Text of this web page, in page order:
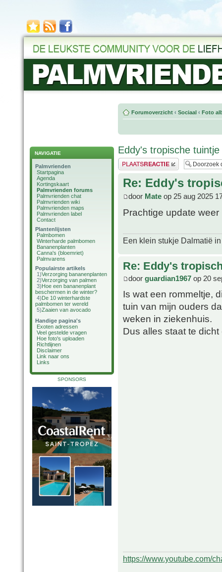
NAVIGATIE
Palmvrienden
Startpagina
Agenda
Kortingskaart
Palmvrienden forums
Palmvrienden chat
Palmvrienden wiki
Palmvrienden maps
Palmvrienden label
Contact
Plantenlijsten
Palmbomen
Winterharde palmbomen
Bananenplanten
Canna's (bloemriet)
Palmvarens
Populairste artikels
1)Verzorging bananenplanten
2)Verzorging van palmen
3)Hoe een bananenplant
beschermen in de winter?
4)De 10 winterhardste
palmbomen ter wereld
5)Zaaien van avocado
Handige pagina's
Exoten adressen
Veel gestelde vragen
Hoe foto's uploaden
Richtlijnen
Disclaimer
Link naar ons
Links
SPONSORS
Forumoverzicht ‹ Sociaal ‹ Foto
Eddy's tropische
Plaats een reactie
Re: Eddy's
door Mate op 25 aug 2025
Prachtige update
Een klein stukje Dalmatië
Re: Eddy's
door guardian1967 op 20
Is wat een rommeltje,
tuin van mijn ouders
weken in ziekenhuis.
Dus alles staat te
https://www.youtube.com/